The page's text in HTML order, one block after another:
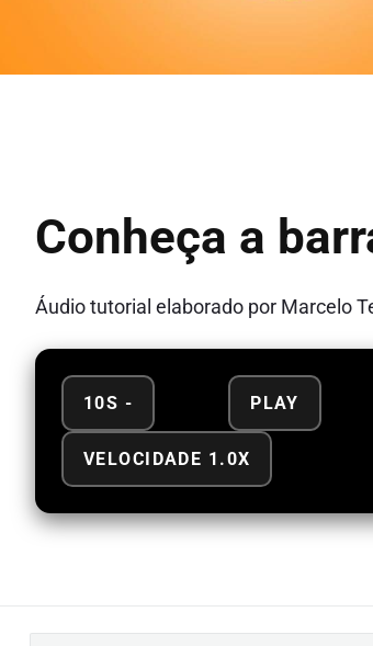
Conheça a
Áudio tutorial elaborado por Marcelo
10S - PLAY
VELOCIDADE 1.0X